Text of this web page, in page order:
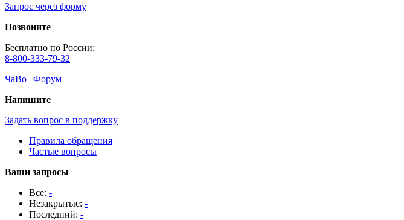
Запрос через форму
Позвоните
Бесплатно по России:
8-800-333-79-32
ЧаВо | Форум
Напишите
Задать вопрос в поддержку
Правила обращения
Частые вопросы
Ваши запросы
Все: -
Незакрытые: -
Последний: -